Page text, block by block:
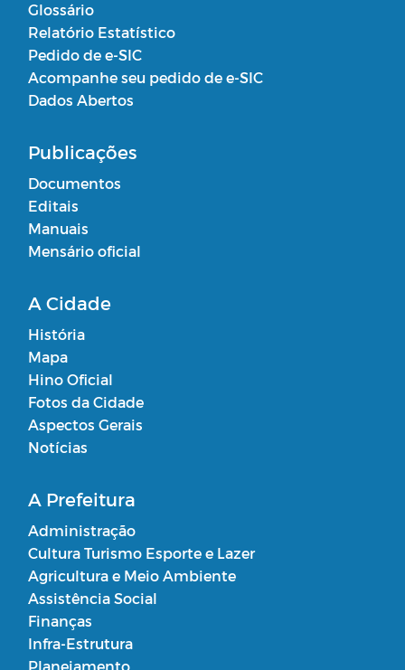
Glossário
Relatório Estatístico
Pedido de e-SIC
Acompanhe seu pedido de e-SIC
Dados Abertos
Publicações
Documentos
Editais
Manuais
Mensário oficial
A Cidade
História
Mapa
Hino Oficial
Fotos da Cidade
Aspectos Gerais
Notícias
A Prefeitura
Administração
Cultura Turismo Esporte e Lazer
Agricultura e Meio Ambiente
Assistência Social
Finanças
Infra-Estrutura
Planejamento